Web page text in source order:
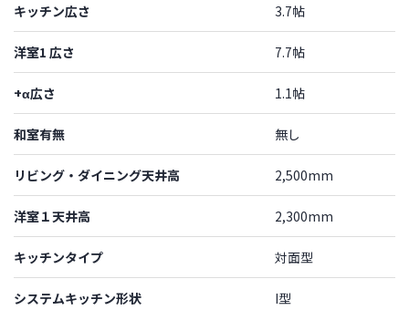
キッチン広さ 3.7帖
洋室1 広さ 7.7帖
+α広さ 1.1帖
和室有無 無し
リビング・ダイニング天井高 2,500mm
洋室１天井高 2,300mm
キッチンタイプ 対面型
システムキッチン形状 I型